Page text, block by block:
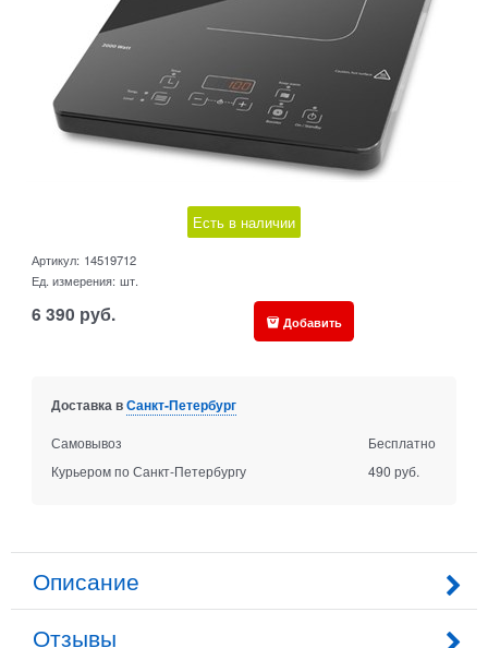
Есть в наличии
Артикул: 14519712
Ед. измерения: шт.
6 390 руб. Добавить
Доставка вСанкт-Петербург
Самовывоз
Бесплатно
Курьером по Санкт-Петербургу
490 руб.
Описание
Отзывы